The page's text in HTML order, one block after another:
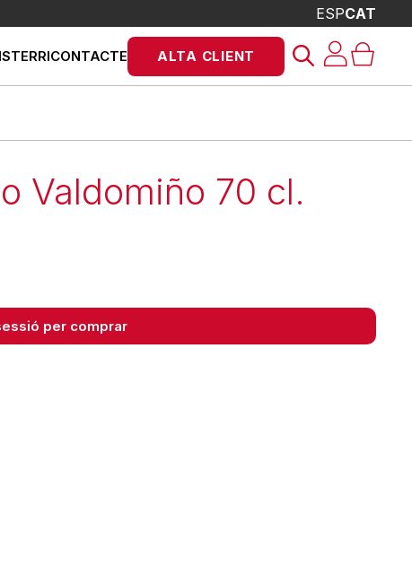
ESPCAT
CONTACTE
Products
search
ALTA CLIENT
Valdomiño 70 cl.
per comprar